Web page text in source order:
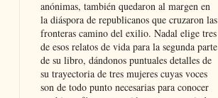
anónimas, también quedaron al margen en
la diáspora de republicanos que cruzaron las
fronteras camino del exilio. Nadal elige tres
de esos relatos de vida para la segunda parte
de su libro, dándonos puntuales detalles de
su trayectoria de tres mujeres cuyas voces
son de todo punto necesarias para conocer